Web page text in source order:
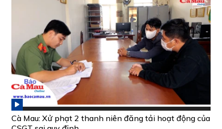
Cà Mau: Xử phạt 2 thanh niên đăng tải hoạt động của